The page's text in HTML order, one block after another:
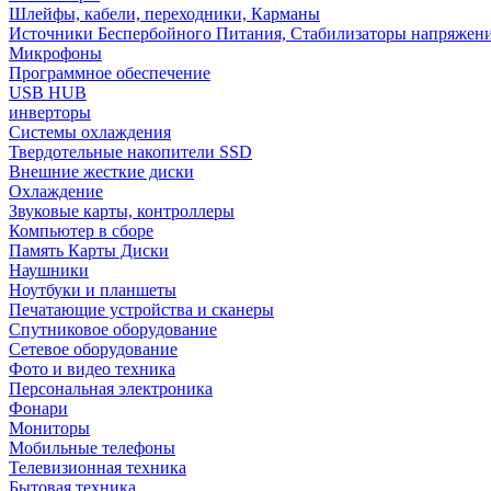
Шлейфы, кабели, переходники, Карманы
Источники Беспербойного Питания, Стабилизаторы
Микрофоны
Программное обеспечение
USB HUB
инверторы
Системы охлаждения
Твердотельные накопители SSD
Внешние жесткие диски
Охлаждение
Звуковые карты, контроллеры
Компьютер в сборе
Память Карты Диски
Наушники
Ноутбуки и планшеты
Печатающие устройства и сканеры
Спутниковое оборудование
Сетевое оборудование
Фото и видео техника
Персональная электроника
Фонари
Мониторы
Мобильные телефоны
Телевизионная техника